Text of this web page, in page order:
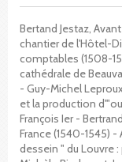
Bertand Jestaz,
chantier de l'Hôtel-
comptables (1508-
cathédrale de
- Guy-Michel
et la production
François Ier -
France (1540-1545)
dessein " du Louvre